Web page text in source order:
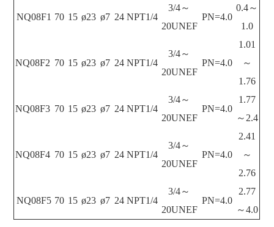
NQ08F1 70 15 ø23 ø7 24 NPT1/4
3/4～
20UNEF
PN=4.0
0.4～
1.0
NQ08F2 70 15 ø23 ø7 24 NPT1/4
3/4～
20UNEF
PN=4.0
1.01
～
1.76
NQ08F3 70 15 ø23 ø7 24 NPT1/4
3/4～
20UNEF
PN=4.0
1.77
～2.4
NQ08F4 70 15 ø23 ø7 24 NPT1/4
3/4～
20UNEF
PN=4.0
2.41
～
2.76
NQ08F5 70 15 ø23 ø7 24 NPT1/4
3/4～
20UNEF
PN=4.0
2.77
～4.0